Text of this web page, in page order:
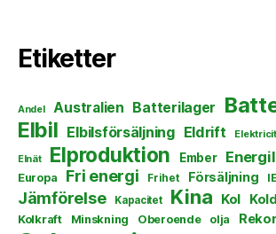
Etiketter
Andel Australien Batterilager
Elbil Elbilsförsäljning Eldrift
Elnät Elproduktion Ember
Europa Fri energi Frihet Försäljning
Jämförelse Kapacitet Kina Kol
Kolkraft Minskning Oberoende olja